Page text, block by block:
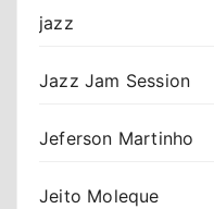
jazz
Jazz Jam Session
Jeferson Martinho
Jeito Moleque